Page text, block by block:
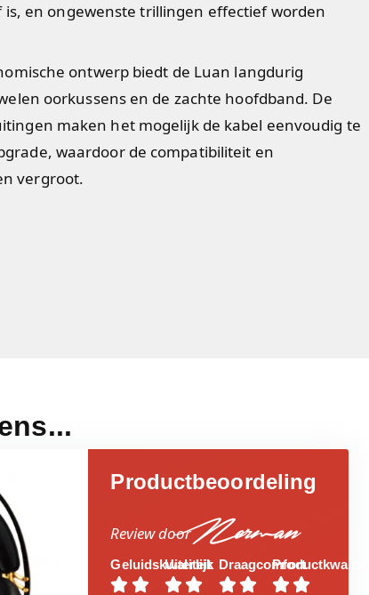
en ongewenste trillingen effectief worden
ontwerp biedt de Luan langdurig
oorkussens en de zachte hoofdband. De
maken het mogelijk de kabel eenvoudig te
waardoor de compatibiliteit en
vergroot.
Productbeoordeling
Review doorNorman
Geluidskwaliteit
 
Uiterlijk

Draagcomfort

Productkwaliteit
